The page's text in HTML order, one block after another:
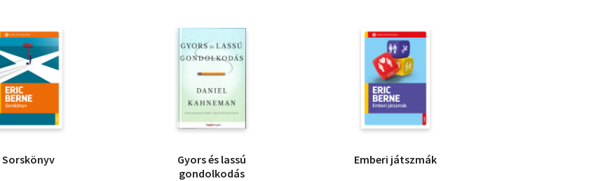
Sorskönyv
Gyors és lassú
gondolkodás
Emberi játszmák